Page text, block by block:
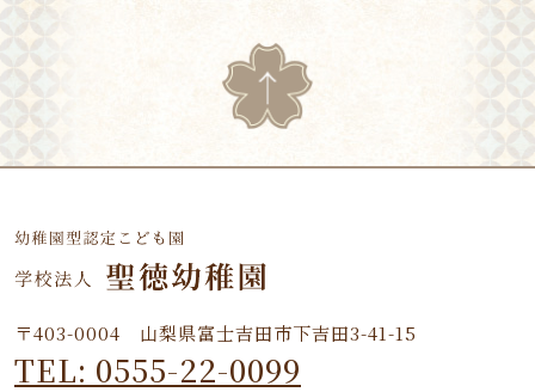
〒403-0004 山梨県富士吉田市下吉田3-41-15
TEL: 0555-22-0099